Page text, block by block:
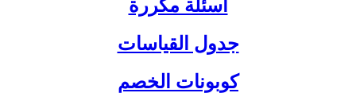
أسئلة مكررة
جدول القياسات
كوبونات الخصم